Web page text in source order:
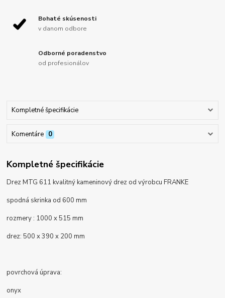
Bohaté skúsenosti
v danom odbore
Odborné poradenstvo
od profesionálov
Kompletné špecifikácie
Komentáre 0
Kompletné špecifikácie
Drez MTG 611 kvalitný kameninový drez od výrobcu FRANKE
spodná skrinka od 600 mm
rozmery : 1000 x 515 mm
drez:500 x 390 x 200 mm
povrchová úprava:
onyx